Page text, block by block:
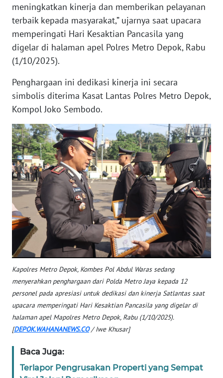
meningkatkan kinerja dan memberikan pelayanan
terbaik kepada masyarakat,” ujarnya saat upacara
memperingati Hari Kesaktian Pancasila yang
digelar di halaman apel Polres Metro Depok, Rabu
(1/10/2025).
Penghargaan ini dedikasi kinerja ini secara
simbolis diterima Kasat Lantas Polres Metro Depok,
Kompol Joko Sembodo.
Kapolres Metro Depok, Kombes Pol Abdul Waras sedang
menyerahkan penghargaan dari Polda Metro Jaya kepada 12
personel pada apresiasi untuk dedikasi dan kinerja Satlantas saat
upacara memperingati Hari Kesaktian Pancasila yang digelar di
halaman apel Mapolres Metro Depok, Rabu (1/10/2025).
[DEPOK.WAHANANEWS.CO/ Iwe Khusar]
Baca Juga:
Terlapor Pengrusakan Properti yang Sempat
WN
SULTRA
WN
NTB
WN
SULTENG
WN
SULBAR
WN
BABEL
WN
SUMBAR
WN
SUMSEL
WN
BENGKULU
JATENG
WN